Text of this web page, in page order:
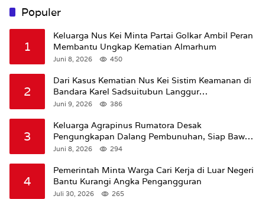
Populer
1
Keluarga Nus Kei Minta Partai Golkar Ambil Peran
Membantu Ungkap Kematian Almarhum
Juni 8, 2026 450
2
Dari Kasus Kematian Nus Kei Sistim Keamanan di
Bandara Karel Sadsuitubun Langgur
Dipertanyakan
Juni 9, 2026 386
3
Keluarga Agrapinus Rumatora Desak
Pengungkapan Dalang Pembunuhan, Siap Bawa
Kasus ke Komisi III DPR RI
Juni 8, 2026 294
4
Pemerintah Minta Warga Cari Kerja di Luar Negeri
Bantu Kurangi Angka Pengangguran
Juli 30, 2026 265